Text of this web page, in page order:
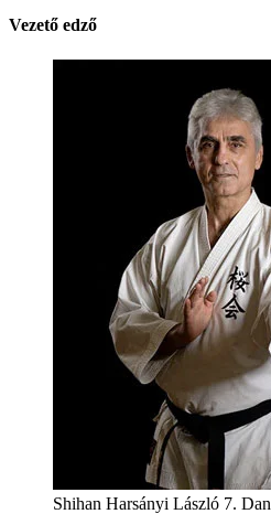
Vezető edző
Shihan Harsányi László 7. Dan